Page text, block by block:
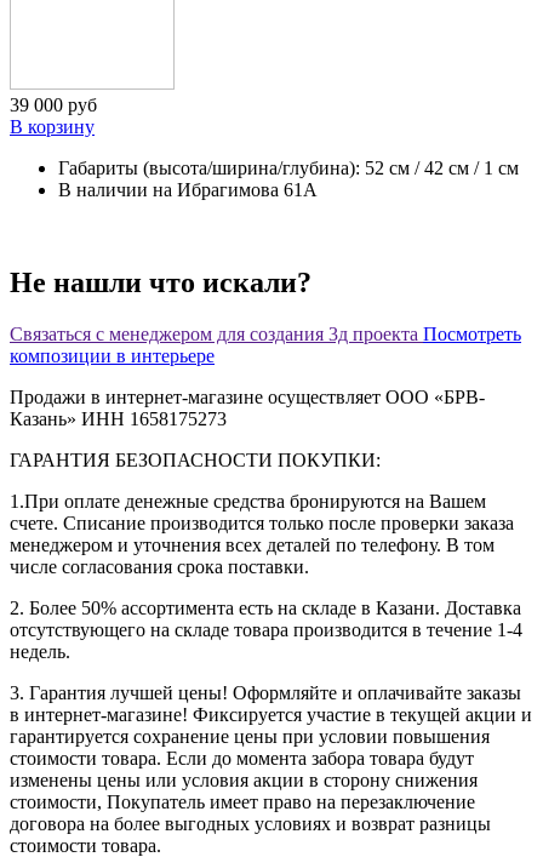
39 000 руб
В корзину
Габариты (высота/ширина/глубина): 52 см / 42 см / 1 см
В наличии на Ибрагимова 61А
Не нашли что искали?
Связаться с менеджером для создания 3д проекта Посмотреть
композиции в интерьере
Продажи в интернет-магазине осуществляет ООО «БРВ-
Казань» ИНН 1658175273
ГАРАНТИЯ БЕЗОПАСНОСТИ ПОКУПКИ:
1.При оплате денежные средства бронируются на Вашем
счете. Списание производится только после проверки заказа
менеджером и уточнения всех деталей по телефону. В том
числе согласования срока поставки.
2. Более 50% ассортимента есть на складе в Казани. Доставка
отсутствующего на складе товара производится в течение 1-4
недель.
3. Гарантия лучшей цены! Оформляйте и оплачивайте заказы
в интернет-магазине! Фиксируется участие в текущей акции и
гарантируется сохранение цены при условии повышения
стоимости товара. Если до момента забора товара будут
изменены цены или условия акции в сторону снижения
стоимости, Покупатель имеет право на перезаключение
договора на более выгодных условиях и возврат разницы
стоимости товара.